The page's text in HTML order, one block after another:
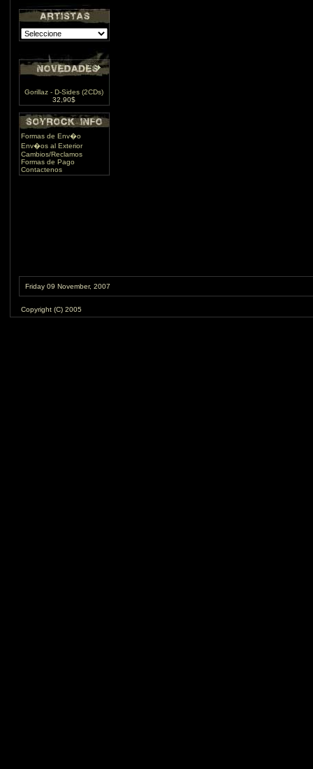
Gorillaz - D-Sides (2CDs)
32,90$
Formas de Env�o
Env�os al Exterior
Cambios/Reclamos
Formas de Pago
Contactenos
Friday 09 November, 2007
Copyright (C) 2005